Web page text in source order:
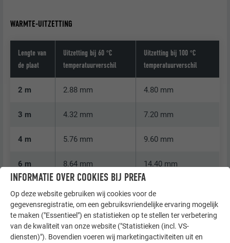
WARMTE-UITZETTING
Lengte van
de plaat
Uitzetting bij 60 °C
temperatuurverschil
Uitzetting bij 100 °C
temperatuurverschil
2 m 2.88 mm 4.80 mm
3 m 4.32 mm 7.20 mm
4 m 5.76 mm 9.60 mm
6 m 8.64 mm 14.40 mm
INFORMATIE OVER COOKIES BIJ PREFA
Op deze website gebruiken wij cookies voor de
gegevensregistratie, om een gebruiksvriendelijke ervaring mogelijk
te maken ("Essentieel") en statistieken op te stellen ter verbetering
van de kwaliteit van onze website ("Statistieken (incl. VS-
diensten)"). Bovendien voeren wij marketingactiviteiten uit en